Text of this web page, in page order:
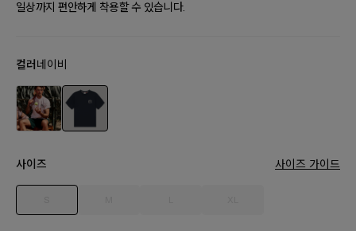
일상까지 편안하게 착용할 수 있습니다.
컬러 네이비
사이즈 사이즈 가이드